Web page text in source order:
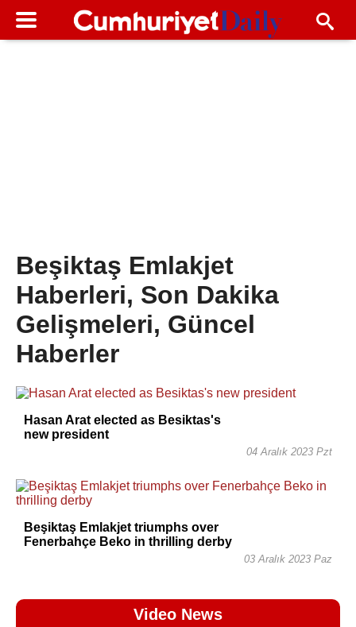
Beşiktaş Emlakjet
Haberleri, Son Dakika
Gelişmeleri, Güncel
Haberler
Hasan Arat elected as Besiktas's
new president
04 Aralık 2023 Pzt
Beşiktaş Emlakjet triumphs over
Fenerbahçe Beko in thrilling derby
03 Aralık 2023 Paz
Video News